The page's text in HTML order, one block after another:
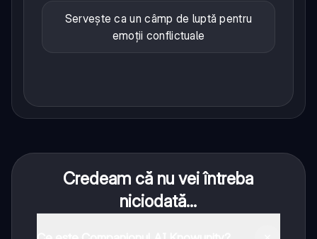
Servește ca un câmp de luptă pentru
emoții conflictuale
Credeam că nu vei întreba
niciodată...